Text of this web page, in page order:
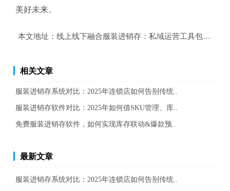
美好未来。
本文地址： 线上线下融合服装进销存：私域运营工具包大揭秘
相关文章
服装进销存系统对比：2025年连锁店如何告别传统..
服装进销存软件对比：2025年如何借SKU管理、库..
免费服装进销存软件，如何实现库存联动&爆款预..
最新文章
服装进销存系统对比：2025年连锁店如何告别传统..